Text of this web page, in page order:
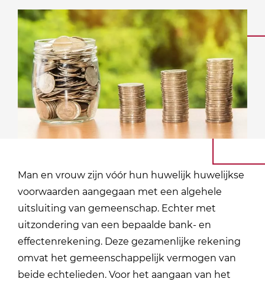
Man en vrouw zijn vóór hun huwelijk huwelijkse
voorwaarden aangegaan met een algehele
uitsluiting van gemeenschap. Echter met
uitzondering van een bepaalde bank- en
effectenrekening. Deze gezamenlijke rekening
omvat het gemeenschappelijk vermogen van
beide echtelieden. Voor het aangaan van het